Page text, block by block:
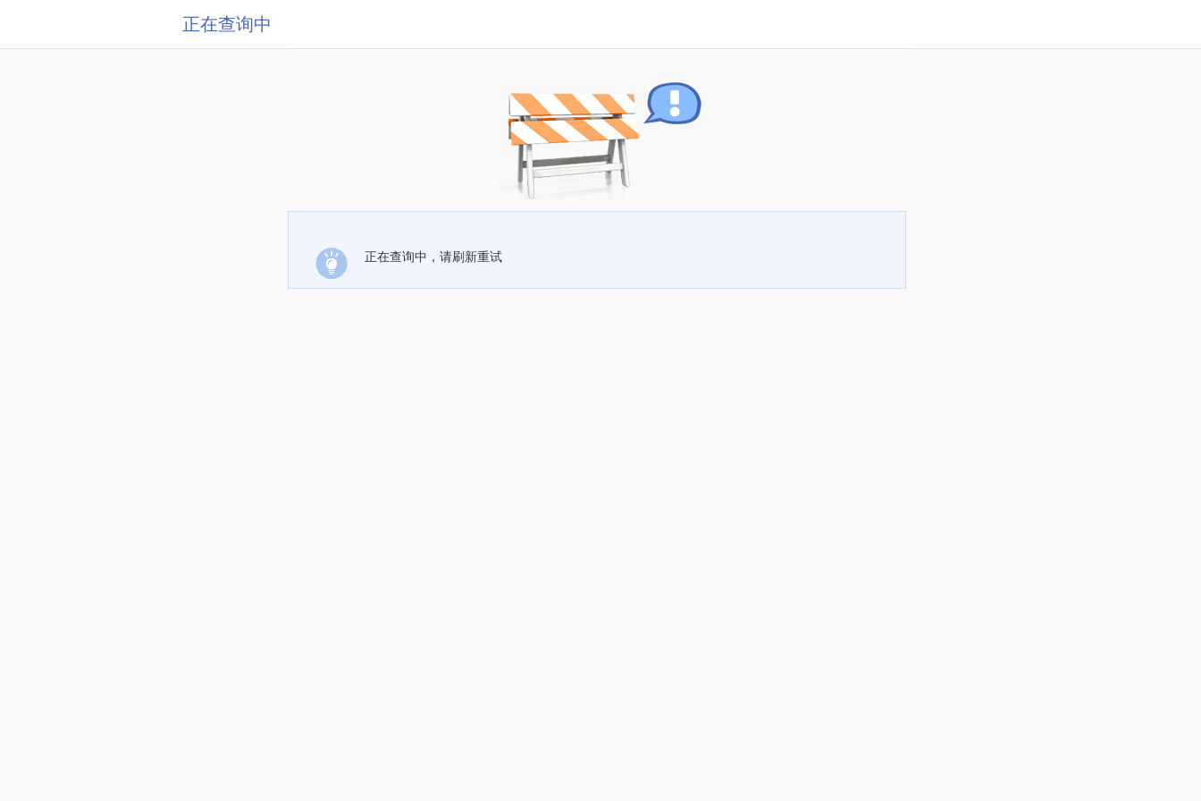
正在查询中
正在查询中，请刷新重试